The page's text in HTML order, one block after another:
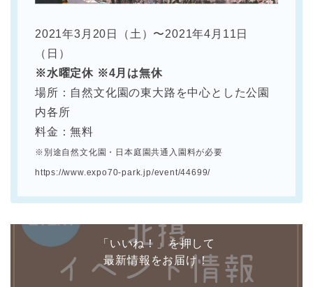
2021年3月20日（土）〜2021年4月11日
（日）
※水曜定休 ※4月は無休
場所：自然文化園の東大路を中心とした公園
内各所
料金：無料
※別途自然文化園・日本庭園共通入園料が必要
https://www.expo70-park.jp/event/44699/
「いいね！」を押して
最新情報をお届け！
お問い合わせ
【記事・SNS掲載依頼に
ついて】